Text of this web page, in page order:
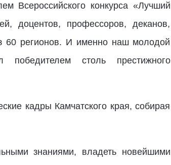
Всероссийского конкурса «Лучший
доцентов, профессоров, деканов,
60 регионов. И именно наш молодой
победителем столь престижного
кадры Камчатского края, собирая
знаниями, владеть новейшими